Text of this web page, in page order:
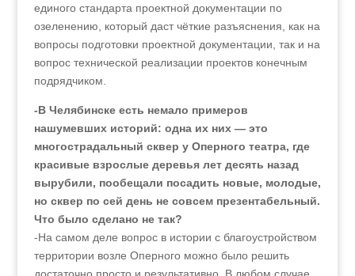
единого стандарта проектной документации по
озеленению, который даст чёткие разъяснения, как на
вопросы подготовки проектной документации, так и на
вопрос технической реализации проектов конечным
подрядчиком.
-В Челябинске есть немало примеров
нашумевших историй: одна их них — это
многострадальный сквер у Оперного театра, где
красивые взрослые деревья лет десять назад
вырубили, пообещали посадить новые, молодые,
но сквер по сей день не совсем презентабельный.
Что было сделано не так?
-На самом деле вопрос в истории с благоустройством
территории возле Оперного можно было решить